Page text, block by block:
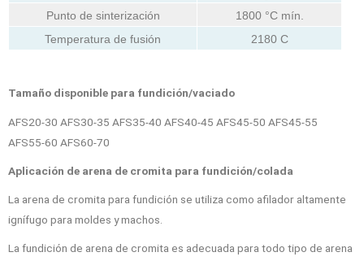
Punto de sinterización
1800 °C mín.
Temperatura de fusión
2180 C
Tamaño disponible para fundición/vaciado
AFS20-30 AFS30-35 AFS35-40 AFS40-45 AFS45-50 AFS45-55
AFS55-60 AFS60-70
Aplicación de arena de cromita para fundición/colada
La arena de cromita para fundición se utiliza como afilador altamente
ignífugo para moldes y machos.
La fundición de arena de cromita es adecuada para todo tipo de arena